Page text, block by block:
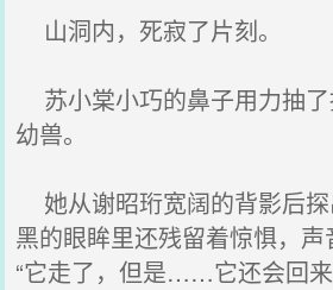
山洞内，死寂了片刻。
苏小棠小巧的鼻子用力抽
幼兽。
她从谢昭珩宽阔的背影后
黑的眼眸里还残留着惊惧，声
“它走了，但是……它还会回来